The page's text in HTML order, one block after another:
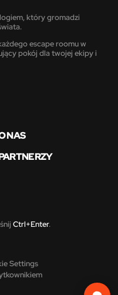
który gromadzi
escape roomu w
pokój dla twojej ekipy i
NAS
Ctrl+Enter.
Settings